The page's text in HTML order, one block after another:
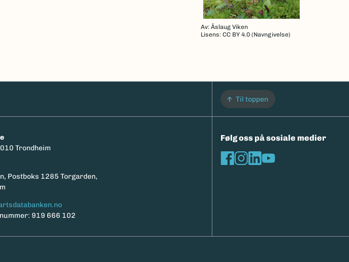
Av: Åslaug Viken
Lisens: CC BY 4.0 (Navngivelse)
Til toppen
Trondheim
Postboks 1285 Torgarden,
919 666 102
Følg oss på sosiale medier